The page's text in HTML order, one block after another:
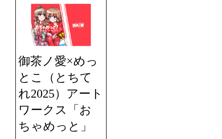
御茶ノ愛×めっ
とこ（とちて
れ2025）アート
ワークス「お
ちゃめっと」